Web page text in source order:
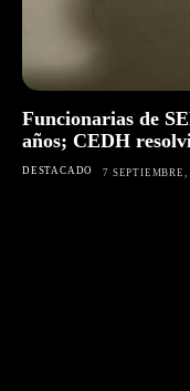
Funcionarias de
años; CEDH
DESTACADO 7 SEPTIEMBRE,